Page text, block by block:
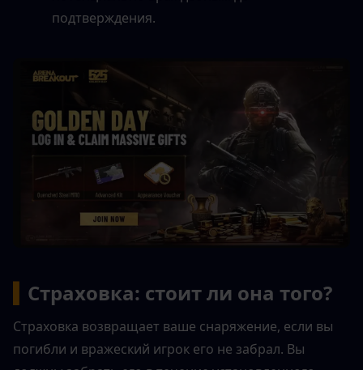
подтверждения.
Страховка: стоит ли она того?
Страховка возвращает ваше снаряжение, если вы
погибли и вражеский игрок его не забрал. Вы